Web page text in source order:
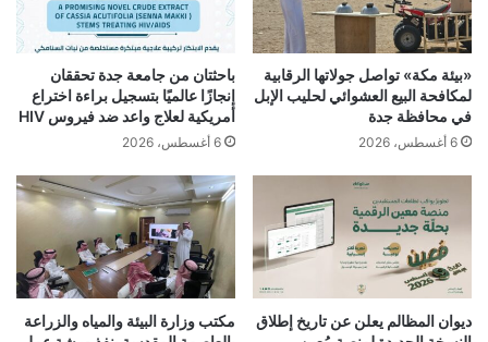
«بيئة مكة» تواصل جولاتها الرقابية
لمكافحة البيع العشوائي لحليب الإبل
في محافظة جدة
6 أغسطس، 2026
باحثتان من جامعة جدة تحققان
إنجازًا عالميًا بتسجيل براءة اختراع
أمريكية لعلاج واعد ضد فيروس HIV
6 أغسطس، 2026
ديوان المظالم يعلن عن تاريخ إطلاق
مكتب وزارة البيئة والمياه والزراعة